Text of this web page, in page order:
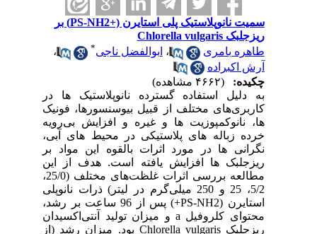
سمیت نانوپلاستیک پلی استایرن (+PS-NH2) بر
ریزجلبک Chlorella vulgaris
طاهره بامری
،ابوالفضل ناجی
،
آرش اکبراده
چکیده:
به دلیل استفاده گسترده نانوپلاستیک ها در
کاربری‌های مختلف از قبیل بیوسنسورها، فونیک
ها، نانوکمپوزیت ها و غیره و افزایش بی‌رویه
خرده زباله های پلاستیکی در محیط های آبی،
نگرانی ها در مورد اثرات بالقوه این مواد بر
ریزجلبک ها افزایش یافته است. هدف از این
مطالعه بررسی اثرات غلظت‌های مختلف (25/0،
5/2، 25 و 250 میلی‌گرم در لیتر) ذرات نانوپلی
استایرن (PS-NH2+) پس از 96 ساعت بر رشد،
محتوای کلروفیل a و میزان تولید آنتی‌اکسیدان
ریزجلبک Chlorella vulgaris بود. میزان رشد (از